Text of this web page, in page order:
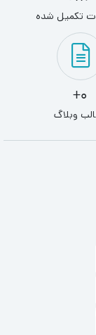
تکمیل شده
0+
وبلاگ